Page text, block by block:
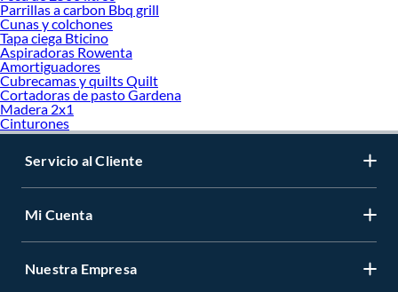
Parrillas a carbon Bbq grill
Cunas y colchones
Tapa ciega Bticino
Aspiradoras Rowenta
Amortiguadores
Cubrecamas y quilts Quilt
Cortadoras de pasto Gardena
Madera 2x1
Cinturones
Servicio al Cliente
Mi Cuenta
Nuestra Empresa